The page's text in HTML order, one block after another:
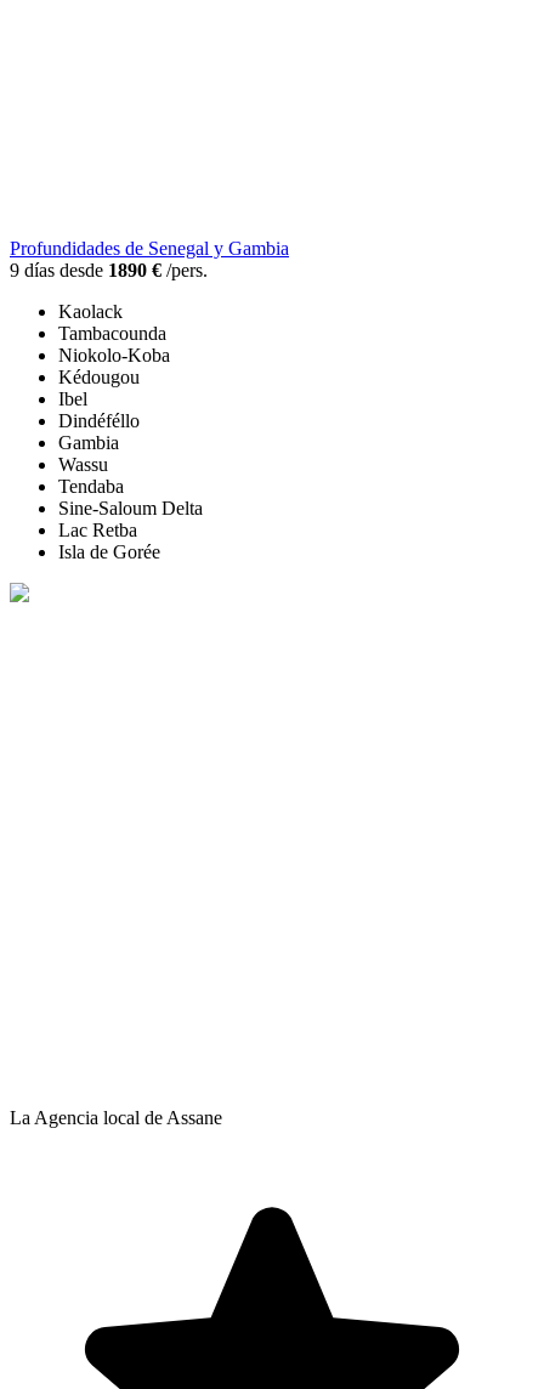
Profundidades de Senegal y Gambia
9 días desde 1890 € /pers.
Kaolack
Tambacounda
Niokolo-Koba
Kédougou
Ibel
Dindéféllo
Gambia
Wassu
Tendaba
Sine-Saloum Delta
Lac Retba
Isla de Gorée
La Agencia local de Assane